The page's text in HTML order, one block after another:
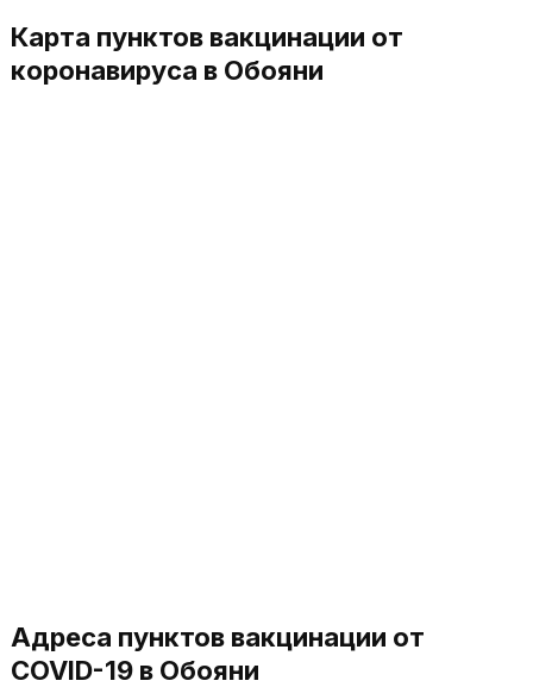
Карта пунктов вакцинации от
коронавируса в Обояни
Адреса пунктов вакцинации от
COVID-19 в Обояни